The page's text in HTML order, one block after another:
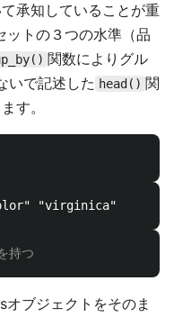
承知していることが重
トの３つの水準（品
関数によりグル
いで記述した head() 関
す。
持つ
ブジェクトをそのま